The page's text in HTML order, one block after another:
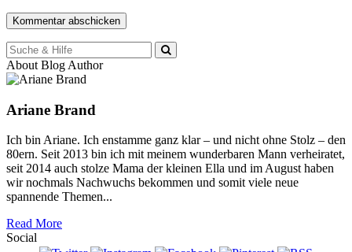
Suche
für:
About Blog Author
Ariane Brand
Ich bin Ariane. Ich enstamme ganz klar – und nicht ohne Stolz – den
80ern. Seit 2013 bin ich mit meinem wunderbaren Mann verheiratet,
seit 2014 auch stolze Mama der kleinen Ella und im August haben
wir nochmals Nachwuchs bekommen und somit viele neue
spannende Themen...
Read More
Social